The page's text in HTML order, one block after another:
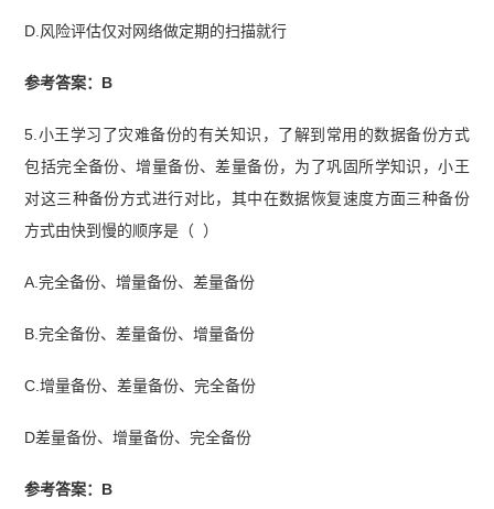
D.风险评估仅对网络做定期的扫描就行
参考答案：B
5.小王学习了灾难备份的有关知识，了解到常用的数据备份方式
包括完全备份、增量备份、差量备份，为了巩固所学知识，小王
对这三种备份方式进行对比，其中在数据恢复速度方面三种备份
方式由快到慢的顺序是（ ）
A.完全备份、增量备份、差量备份
B.完全备份、差量备份、增量备份
C.增量备份、差量备份、完全备份
D差量备份、增量备份、完全备份
参考答案：B